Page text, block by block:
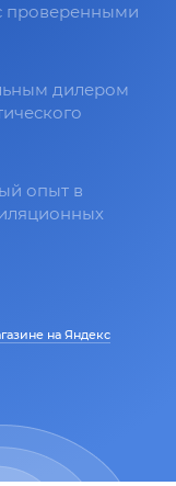
проверенными
дилером
опыт в
на Яндекс